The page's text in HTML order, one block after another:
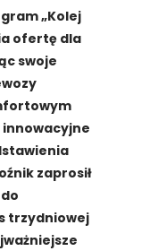
„Kolej
ofertę dla
swoje
zaprosił
trzydniowej